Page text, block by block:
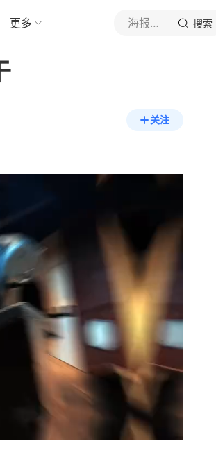
更多 海报新闻 搜索
关注